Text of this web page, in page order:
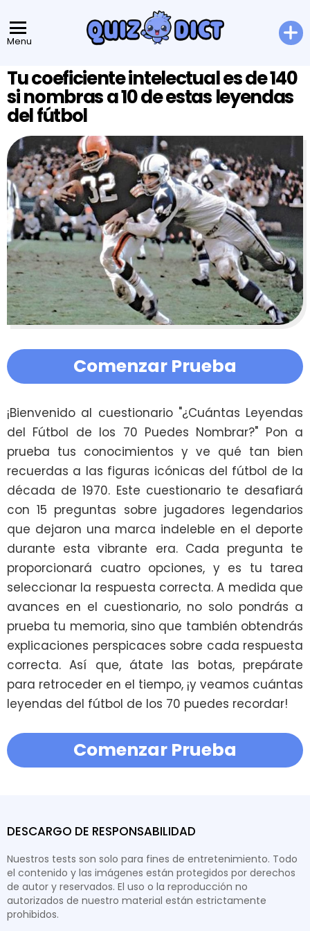
Menu
Tu coeficiente intelectual es de 140
si nombras a 10 de estas leyendas
del fútbol
Comenzar Prueba
¡Bienvenido al cuestionario "¿Cuántas Leyendas
del Fútbol de los 70 Puedes Nombrar?" Pon a
prueba tus conocimientos y ve qué tan bien
recuerdas a las figuras icónicas del fútbol de la
década de 1970. Este cuestionario te desafiará
con 15 preguntas sobre jugadores legendarios
que dejaron una marca indeleble en el deporte
durante esta vibrante era. Cada pregunta te
proporcionará cuatro opciones, y es tu tarea
seleccionar la respuesta correcta. A medida que
avances en el cuestionario, no solo pondrás a
prueba tu memoria, sino que también obtendrás
explicaciones perspicaces sobre cada respuesta
correcta. Así que, átate las botas, prepárate
para retroceder en el tiempo, ¡y veamos cuántas
leyendas del fútbol de los 70 puedes recordar!
Comenzar Prueba
DESCARGO DE RESPONSABILIDAD
Nuestros tests son solo para fines de entretenimiento. Todo
el contenido y las imágenes están protegidos por derechos
de autor y reservados. El uso o la reproducción no
autorizados de nuestro material están estrictamente
prohibidos.